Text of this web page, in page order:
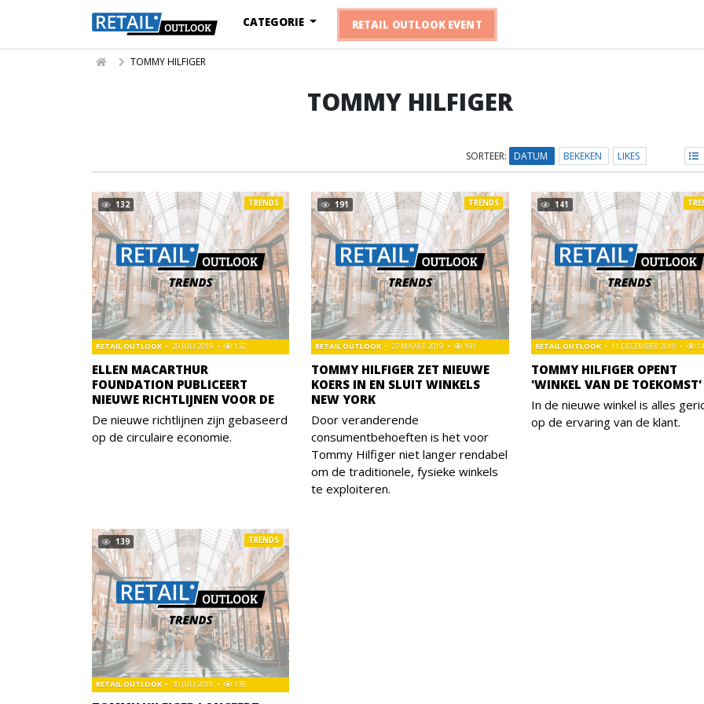
CATEGORIE RETAIL OUTLOOK EVENT
TOMMY HILFIGER
TOMMY HILFIGER
SORTEER: DATUM BEKEKEN LIKES
132
ELLEN MACARTHUR
FOUNDATION PUBLICEERT
NIEUWE RICHTLIJNEN VOOR DE
RETAIL OUTLOOK 29 JULI 2019 132
TRENDS
De nieuwe richtlijnen zijn gebaseerd
op de circulaire economie.
191
TOMMY HILFIGER ZET NIEUWE
KOERS IN EN SLUIT WINKELS
NEW YORK
RETAIL OUTLOOK 27 MAART 2019 191
TRENDS
Door veranderende
consumentbehoeften is het voor
Tommy Hilfiger niet langer rendabel
om de traditionele, fysieke winkels
te exploiteren.
141
TOMMY HILFIGER OPENT
'WINKEL VAN DE TOEKOMST'
RETAIL OUTLOOK 11 DECEMBER 2018
In de nieuwe winkel is alles
op de ervaring van de klant.
139
RETAIL OUTLOOK 30 JULI 2018 139
TRENDS